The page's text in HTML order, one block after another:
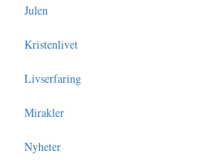
Julen
Kristenlivet
Livserfaring
Mirakler
Nyheter